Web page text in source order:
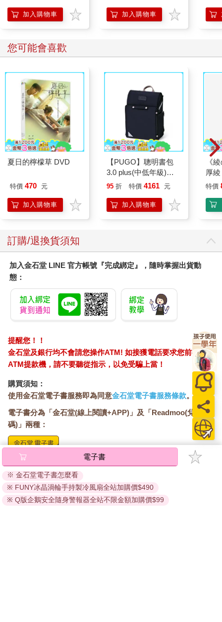
加入購物車 加入購物車
您可能會喜歡
夏日的檸檬草 DVD
特價 470 元
加入購物車
【PUGO】聰明書包
3.0 plus(中低年級)酷
黑 全新進化玩美上市
95 折 特價 4161 元
加入購物車
《
厚綾
特價
訂購/退換貨須知
加入金石堂 LINE 官方帳號『完成綁定』，隨時掌握出貨動
態：
提醒您！！
金石堂及銀行均不會請您操作ATM! 如接獲電話要求您前往
ATM提款機，請不要聽從指示，以免受騙上當！
購買須知：
使用金石堂電子書服務即為同意金石堂電子書服務條款。
電子書分為「金石堂(線上閱讀+APP)」及「Readmoo(兌換
碼)」兩種：
將儲存於會員中心→電子書服務「我的e書櫃」，點選線上
閱讀直接開啟閱讀。
線上閱讀：
建議使用Chrome、Microsoft Edge 有較佳的線上瀏覽效
電子書
※ 金石堂電子書怎麼看
※ FUNY冰晶渦輪手持製冷風扇全站加購價$490
※ Q版企鵝安全隨身警報器全站不限金額加購價$99